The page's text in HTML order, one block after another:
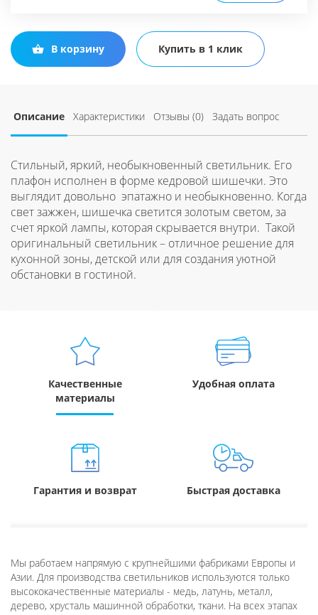
В корзину Купить в 1 клик
Описание Характеристики Отзывы (0) Задать вопрос
Стильный, яркий, необыкновенный светильник. Его
плафон исполнен в форме кедровой шишечки. Это
выглядит довольно эпатажно и необыкновенно. Когда
свет зажжен, шишечка светится золотым светом, за
счет яркой лампы, которая скрывается внутри. Такой
оригинальный светильник – отличное решение для
кухонной зоны, детской или для создания уютной
обстановки в гостиной.
Качественные
материалы
Удобная оплата
Гарантия и возврат Быстрая доставка
Мы работаем напрямую с крупнейшими фабриками Европы и
Азии. Для производства светильников используются только
высококачественные материалы - медь, латунь, металл,
дерево, хрусталь машинной обработки, ткани. На всех этапах